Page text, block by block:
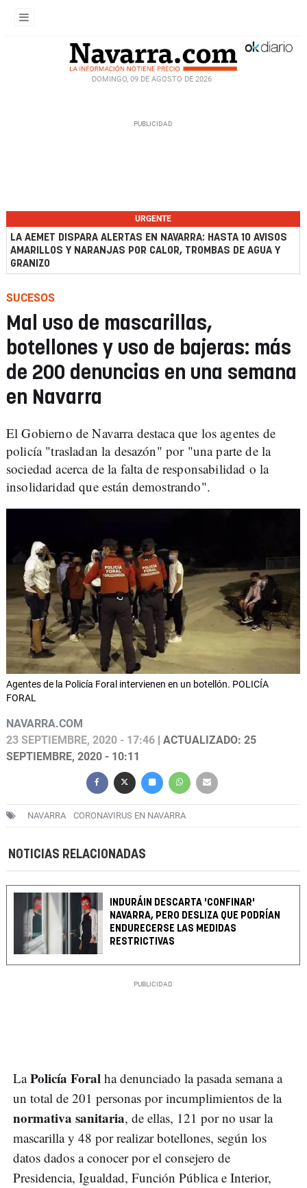
DOMINGO, 09 DE AGOSTO DE 2026
URGENTE
LA AEMET DISPARA ALERTAS EN NAVARRA: HASTA 10 AVISOS
AMARILLOS Y NARANJAS POR CALOR, TROMBAS DE AGUA Y
GRANIZO
SUCESOS
Mal uso de mascarillas,
botellones y uso de bajeras: más
de 200 denuncias en una semana
en Navarra
El Gobierno de Navarra destaca que los agentes de
policía "trasladan la desazón" por "una parte de la
sociedad acerca de la falta de responsabilidad o la
insolidaridad que están demostrando".
Agentes de la Policía Foral intervienen en un botellón. POLICÍA
FORAL
NAVARRA.COM
23 SEPTIEMBRE, 2020 - 17:46 | ACTUALIZADO: 25
SEPTIEMBRE, 2020 - 10:11
NAVARRA CORONAVIRUS EN NAVARRA
NOTICIAS RELACIONADAS
INDURÁIN DESCARTA 'CONFINAR'
NAVARRA, PERO DESLIZA QUE PODRÍAN
ENDURECERSE LAS MEDIDAS
RESTRICTIVAS
LaPolicía Foral ha denunciado la pasada semana a
un total de 201 personas por incumplimientos de la
normativa sanitaria, de ellas, 121 por no usar la
mascarilla y 48 por realizar botellones, según los
datos dados a conocer por el consejero de
Presidencia, Igualdad, Función Pública e Interior,